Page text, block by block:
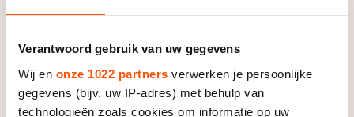
Verantwoord gebruik van uw gegevens
Wij en onze 1022 partners verwerken je persoonlijke
gegevens (bijv. uw IP-adres) met behulp van
technologieën zoals cookies om informatie op uw
Inlineskaten
Uitslagen
Langebaan
Shorttrack
Marathon
Tijden & historie
Ranglijsten Langebaan
HOOGLAND - IJsclub 'Vooruitgang' organiseert
kortebaanwedstrijd voor dames in Steggerda,
Friesland. Dat heeft de KNSB bekend gemaakt.